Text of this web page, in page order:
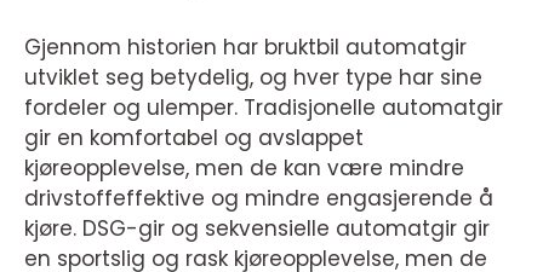
Gjennom historien har bruktbil automatgir
utviklet seg betydelig, og hver type har sine
fordeler og ulemper. Tradisjonelle automatgir
gir en komfortabel og avslappet
kjøreopplevelse, men de kan være mindre
drivstoffeffektive og mindre engasjerende å
kjøre. DSG-gir og sekvensielle automatgir gir
en sportslig og rask kjøreopplevelse, men de